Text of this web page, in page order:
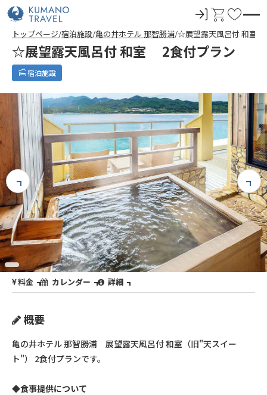
ロ
グ
イ
ン
カ
ー
ト
お
気
に
入
トップページ 宿泊施設 亀の井ホテル 那智勝浦 ☆展望露天風呂付 和室
☆展望露天風呂付 和室 2食付プラン
宿泊施設
料金 カレンダー 詳細
概要
亀の井ホテル 那智勝浦 展望露天風呂付 和室（旧"天スイー
ト"） 2食付プランです。
◆食事提供について